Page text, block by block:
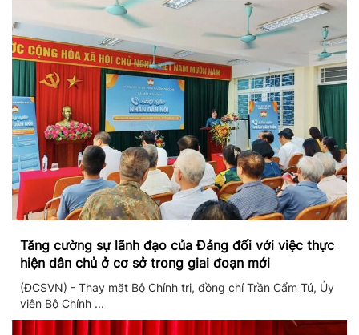
Tăng cường sự lãnh đạo của Đảng đối với việc thực
hiện dân chủ ở cơ sở trong giai đoạn mới
(ĐCSVN) - Thay mặt Bộ Chính trị, đồng chí Trần Cẩm Tú, Ủy
viên Bộ Chính ...